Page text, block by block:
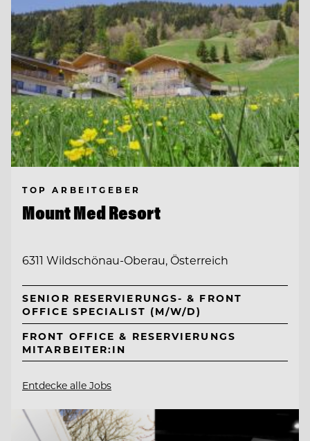
TOP ARBEITGEBER
Mount Med Resort
6311 Wildschönau-Oberau, Österreich
SENIOR RESERVIERUNGS- & FRONT
OFFICE SPECIALIST (M/W/D)
FRONT OFFICE & RESERVIERUNGS
MITARBEITER:IN
Entdecke alle Jobs